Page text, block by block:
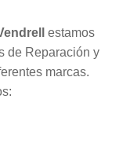
estamos
de Reparación y
marcas.